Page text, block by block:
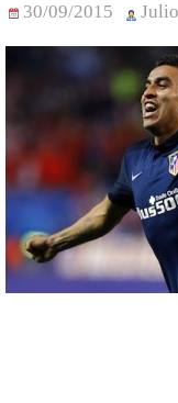
30/09/2015 Julio